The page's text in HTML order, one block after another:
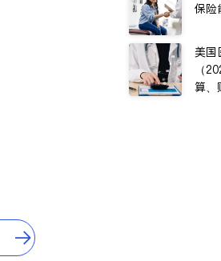
保险
美国
（
算、